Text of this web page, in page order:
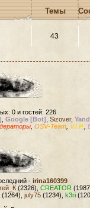
Темы
43
0 и гостей: 226
Google [Bot] Sizover,
OSV-Team V.I.P.
- irina160399
(2326), CREATOR
(1264), july75 (1234), k3ri